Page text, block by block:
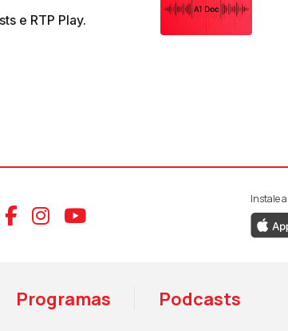
e RTP Play.
Aceder ao Facebook da RTP
Aceder ao Instagram da
Aceder ao YouTube
Instale
Programas Podcasts